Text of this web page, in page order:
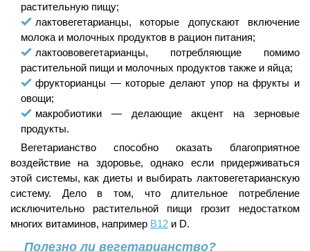
растительную пищу;
лактовегетарианцы, которые допускают включение
молока и молочных продуктов в рацион питания;
лактоововегетарианцы, потребляющие помимо
растительной пищи и молочных продуктов также и яйца;
фрукторианцы — которые делают упор на фрукты и
овощи;
макробиотики — делающие акцент на зерновые
продукты.
Вегетарианство способно оказать благоприятное
воздействие на здоровье, однако если придерживаться
этой системы, как диеты и выбирать лактовегетарианскую
систему. Дело в том, что длительное потребление
исключительно растительной пищи грозит недостатком
многих витаминов, например В12 и D.
Полезно ли вегетарианство?